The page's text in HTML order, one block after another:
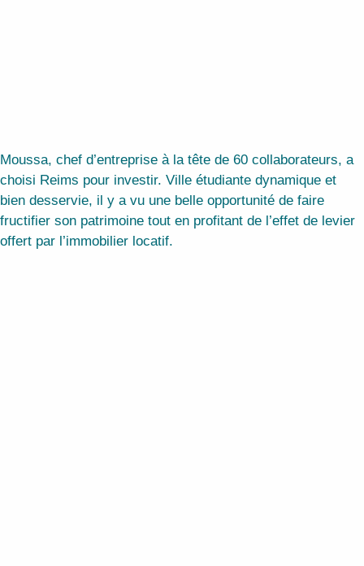
Moussa, chef d’entreprise à la tête de 60 collaborateurs, a
choisi Reims pour investir. Ville étudiante dynamique et
bien desservie, il y a vu une belle opportunité de faire
fructifier son patrimoine tout en profitant de l’effet de levier
offert par l’immobilier locatif.